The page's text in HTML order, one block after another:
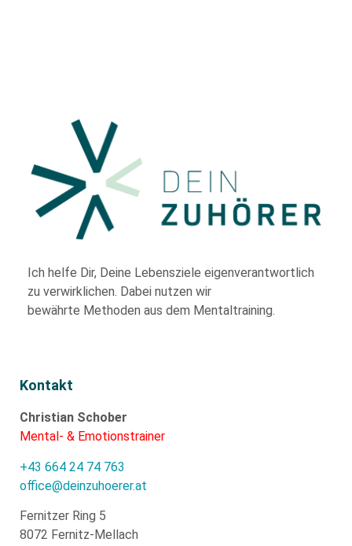
Ich helfe Dir, Deine Lebensziele eigenverantwortlich
zu verwirklichen. Dabei nutzen wir
bewährte Methoden aus dem Mentaltraining.
Kontakt
Christian Schober
Mental- & Emotionstrainer
+43 664 24 74 763
office@deinzuhoerer.at
Fernitzer Ring 5
8072 Fernitz-Mellach